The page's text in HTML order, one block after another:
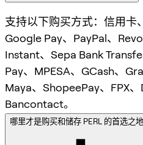
支持以下购买方式：信用卡
Google Pay、PayPal、
Instant、Sepa Bank
Pay、MPESA、GCash、
Maya、ShopeePay、FPX、
Bancontact。
哪里才是购买和储存 PERL 的首选之地